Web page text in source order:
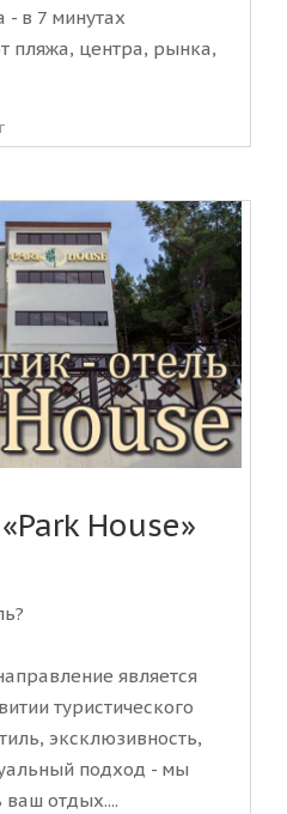
- в 7 минутах
пляжа, центра, рынка,
House»
является
туристического
эксклюзивность,
подход - мы
ваш отдых....